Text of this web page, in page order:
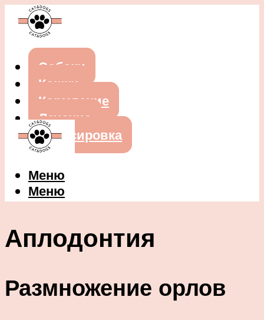
Собаки
Кошки
Кормление
Лечение
Дрессировка
Меню
Меню
Аплодонтия
Размножение орлов